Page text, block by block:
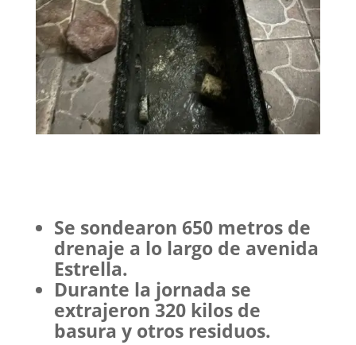
Se sondearon 650 metros de
drenaje a lo largo de avenida
Estrella.
Durante la jornada se
extrajeron 320 kilos de
basura y otros residuos.